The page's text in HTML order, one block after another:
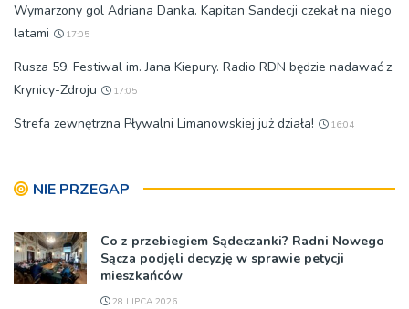
Wymarzony gol Adriana Danka. Kapitan Sandecji czekał na niego
latami
17:05
Rusza 59. Festiwal im. Jana Kiepury. Radio RDN będzie nadawać z
Krynicy-Zdroju
17:05
Strefa zewnętrzna Pływalni Limanowskiej już działa! 16:04
NIE PRZEGAP
Co z przebiegiem Sądeczanki? Radni Nowego
Sącza podjęli decyzję w sprawie petycji
mieszkańców
28 LIPCA 2026